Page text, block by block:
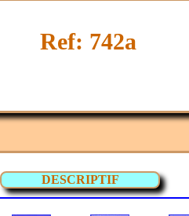
Ref: 742a
DESCRIPTIF